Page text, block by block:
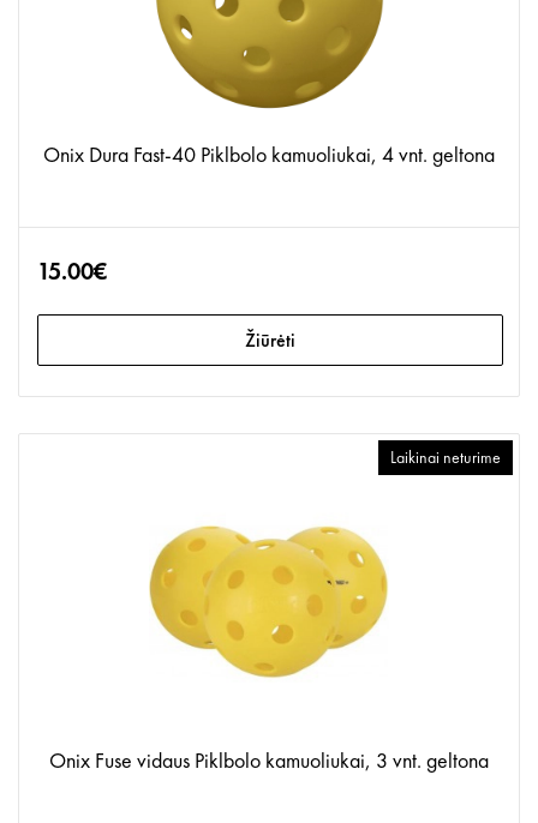
Onix Dura Fast-40 Piklbolo kamuoliukai, 4 vnt. geltona
15.00€
Žiūrėti
Laikinai neturime
Onix Fuse vidaus Piklbolo kamuoliukai, 3 vnt. geltona